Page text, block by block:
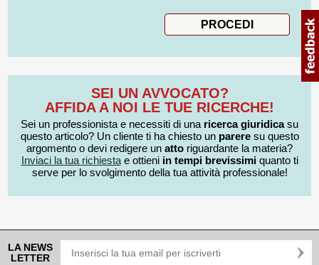
SEI UN AVVOCATO?
AFFIDA A NOI LE TUE RICERCHE!
Sei un professionista e necessiti di una ricerca giuridicasu
questo articolo? Un cliente ti ha chiesto un pareresu questo
argomento o devi redigere un atto riguardante la materia?
Inviaci la tua richiestae ottieni in tempi brevissimiquanto ti
serve per lo svolgimento della tua attività professionale!
LA NEWS
LETTER